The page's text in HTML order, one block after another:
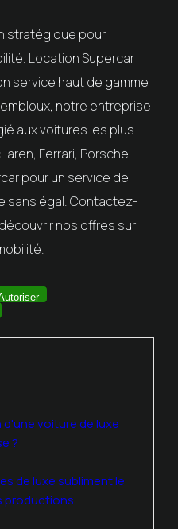
stratégique pour
Location Supercar
service haut de gamme
notre entreprise
aux voitures les plus
Ferrari, Porsche,..
pour un service de
sans égal. Contactez-
nos offres sur
voiture de luxe
?
de luxe subliment le
productions